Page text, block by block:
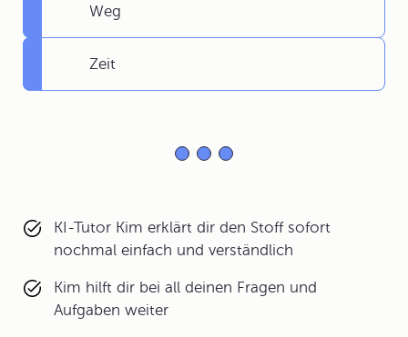
Weg
Zeit
KI-Tutor Kim erklärt dir den Stoff sofort
nochmal einfach und verständlich
Kim hilft dir bei all deinen Fragen und
Aufgaben weiter